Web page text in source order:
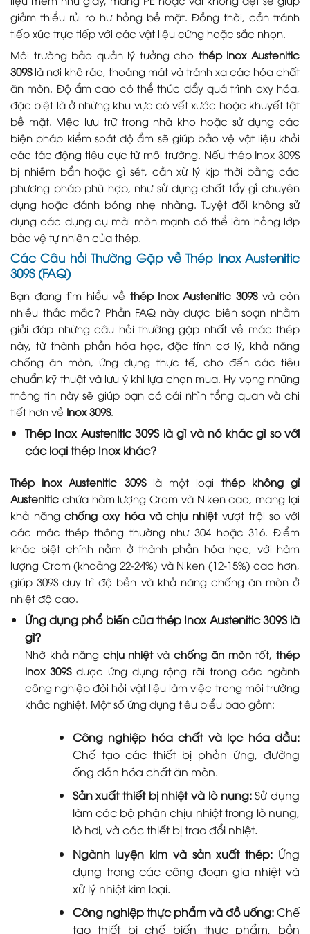
giảm thiểu rủi ro hư hỏng bề mặt. Đồng thời, cần tránh
tiếp xúc trực tiếp với các vật liệu cứng hoặc sắc nhọn.
Môi trường bảo quản lý tưởng cho thép Inox Austenitic
309Slà nơi khô ráo, thoáng mát và tránh xa các hóa chất
ăn mòn. Độ ẩm cao có thể thúc đẩy quá trình oxy hóa,
đặc biệt là ở những khu vực có vết xước hoặc khuyết tật
bề mặt. Việc lưu trữ trong nhà kho hoặc sử dụng các
biện pháp kiểm soát độ ẩm sẽ giúp bảo vệ vật liệu khỏi
các tác động tiêu cực từ môi trường. Nếu thép Inox 309S
bị nhiễm bẩn hoặc gỉ sét, cần xử lý kịp thời bằng các
phương pháp phù hợp, như sử dụng chất tẩy gỉ chuyên
dụng hoặc đánh bóng nhẹ nhàng. Tuyệt đối không sử
dụng các dụng cụ mài mòn mạnh có thể làm hỏng lớp
bảo vệ tự nhiên của thép.
Các Câu hỏi Thường Gặp về Thép Inox Austenitic
309S (FAQ)
Bạn đang tìm hiểu về thép Inox Austenitic 309Svà còn
nhiều thắc mắc? Phần FAQ này được biên soạn nhằm
giải đáp những câu hỏi thường gặp nhất về mác thép
này, từ thành phần hóa học, đặc tính cơ lý, khả năng
chống ăn mòn, ứng dụng thực tế, cho đến các tiêu
chuẩn kỹ thuật và lưu ý khi lựa chọn mua. Hy vọng những
thông tin này sẽ giúp bạn có cái nhìn tổng quan và chi
tiết hơn về Inox 309S.
Thép Inox Austenitic 309S là gì và nó khác gì so với
các loại thép Inox khác?
Thép Inox Austenitic 309Slà một loại thép không gỉ
Austenitic chứa hàm lượng Crom và Niken cao, mang lại
khả năngchống oxy hóa và chịu nhiệtvượt trội so với
các mác thép thông thường như 304 hoặc 316. Điểm
khác biệt chính nằm ở thành phần hóa học, với hàm
lượng Crom (khoảng 22-24%) và Niken (12-15%) cao hơn,
giúp 309S duy trì độ bền và khả năng chống ăn mòn ở
nhiệt độ cao.
Ứng dụng phổ biến của thép Inox Austenitic 309S là
gì?
Nhờ khả năng chịu nhiệtvàchống ăn mòn tốt,thép
Inox 309Sđược ứng dụng rộng rãi trong các ngành
công nghiệp đòi hỏi vật liệu làm việc trong môi trường
khắc nghiệt. Một số ứng dụng tiêu biểu bao gồm:
Công nghiệp hóa chất và lọc hóa dầu:
Chế tạo các thiết bị phản ứng, đường
ống dẫn hóa chất ăn mòn.
Sản xuất thiết bị nhiệt và lò nung:Sử dụng
làm các bộ phận chịu nhiệt trong lò nung,
lò hơi, và các thiết bị trao đổi nhiệt.
Ngành luyện kim và sản xuất thép: Ứng
dụng trong các công đoạn gia nhiệt và
xử lý nhiệt kim loại.
Công nghiệp thực phẩm và đồ uống:Chế
tạo thiết bị chế biến thực phẩm, bồn